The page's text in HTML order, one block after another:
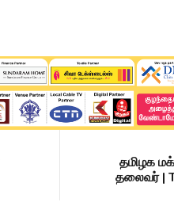
தமிழக
தலைவர் |